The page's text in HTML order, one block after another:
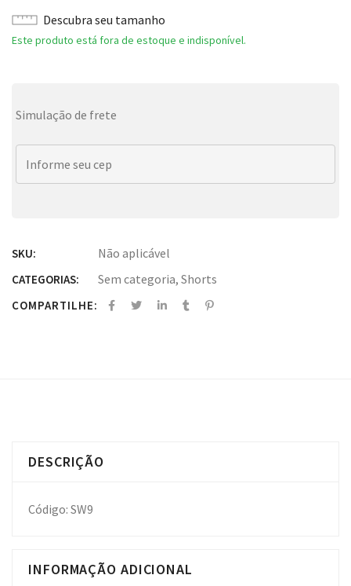
Descubra seu tamanho
Este produto está fora de estoque e indisponível.
Simulação de frete
SKU: Não aplicável
CATEGORIAS: Sem categoria, Shorts
COMPARTILHE:
DESCRIÇÃO
Código: SW9
INFORMAÇÃO ADICIONAL